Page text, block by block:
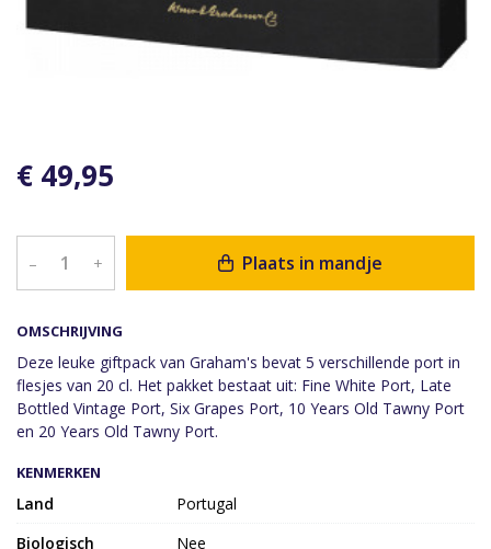
OMSCHRIJVING
Deze leuke giftpack van Graham's bevat 5 verschillende port in
flesjes van 20 cl. Het pakket bestaat uit: Fine White Port, Late
Bottled Vintage Port, Six Grapes Port, 10 Years Old Tawny Port
en 20 Years Old Tawny Port.
€ 49,95
– + Plaats in mandje
KENMERKEN
Land
Portugal
Biologisch
Nee